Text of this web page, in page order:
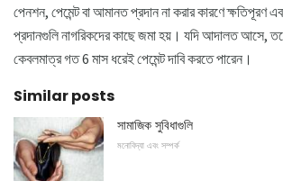
পেনশন, পেমেন্ট বা আমানত প্রদান না করার কারণে ক্ষতিপূরণ
প্রদানগুলি নাগরিকদের কাছে জমা হয়। যদি আদালত আসে,
কেবলমাত্র গত 6 মাস ধরেই পেমেন্ট দাবি করতে পারেন।
Similar posts
সামাজিক সুবিধাগুলি
মনোবিদ্যা এবং সম্পর্ক